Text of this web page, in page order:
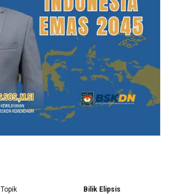
Topik
Bilik Elipsis